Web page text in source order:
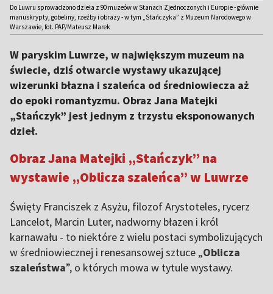
Do Luwru sprowadzono dzieła z 90 muzeów w Stanach Zjednoczonych i Europie - głównie
manuskrypty, gobeliny, rzeźby i obrazy - w tym „Stańczyka” z Muzeum Narodowego w
Warszawie, fot. PAP/Mateusz Marek
W paryskim Luwrze, w największym muzeum na
świecie, dziś otwarcie wystawy ukazującej
wizerunki błazna i szaleńca od średniowiecza aż
do epoki romantyzmu. Obraz Jana Matejki
„Stańczyk” jest jednym z trzystu eksponowanych
dzieł.
Obraz Jana Matejki „Stańczyk” na
wystawie „Oblicza szaleńca” w Luwrze
Święty Franciszek z Asyżu, filozof Arystoteles, rycerz
Lancelot, Marcin Luter, nadworny błazen i król
karnawału - to niektóre z wielu postaci symbolizujących
w średniowiecznej i renesansowej sztuce „Oblicza
szaleństwa”, o których mowa w tytule wystawy.